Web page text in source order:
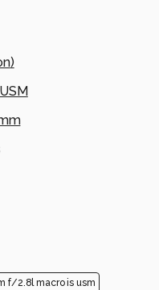
een smeedijzeren
)
f/2.8l macro is usm